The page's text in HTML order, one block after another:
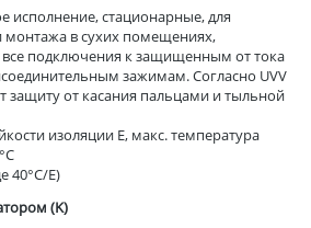
исполнение, стационарные, для
монтажа в сухих помещениях,
подключения к защищенным от тока
зажимам. Согласно UVV
защиту от касания пальцами и тыльной
изоляции Е, макс. температура
40°C/Е)
(K)